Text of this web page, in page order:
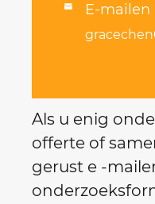
 E-mailen
Als u enig
offerte of
gerust e -